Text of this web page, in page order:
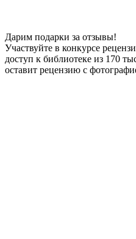
Дарим подарки за отзывы!
Участвуйте в конкурсе
доступ к библиотеке из 170
оставит рецензию с